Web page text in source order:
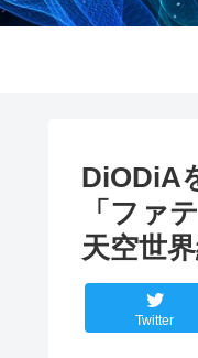
DiODiA
「ファ
天空世界
Twitter